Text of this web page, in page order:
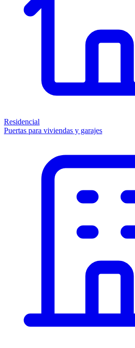
Residencial
Puertas para viviendas y garajes